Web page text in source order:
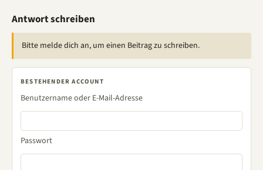
Antwort schreiben
Bitte melde dich an, um einen Beitrag zu schreiben.
BESTEHENDER ACCOUNT
Benutzername oder E-Mail-Adresse
Passwort